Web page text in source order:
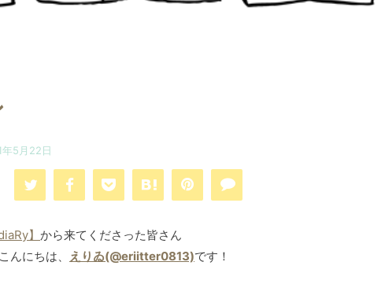
年5月22日
】 から来てくださった皆さん
んにちは、
えりゐ(@eriitter0813)です！